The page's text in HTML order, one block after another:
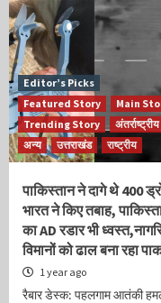
Editor’s Picks
Featured Story
Main
Trending Story
अंतर्राष्ट्रीय
अन्य
उत्तराखंड राष्ट्रीय
पाकिस्तान ने दागे थे 400
भारत ने किए तबाह,
का AD रडार भी
विमानों को ढाल बना रहा
1 year ago
रैबार डेस्क: पहलगाम आतंकी